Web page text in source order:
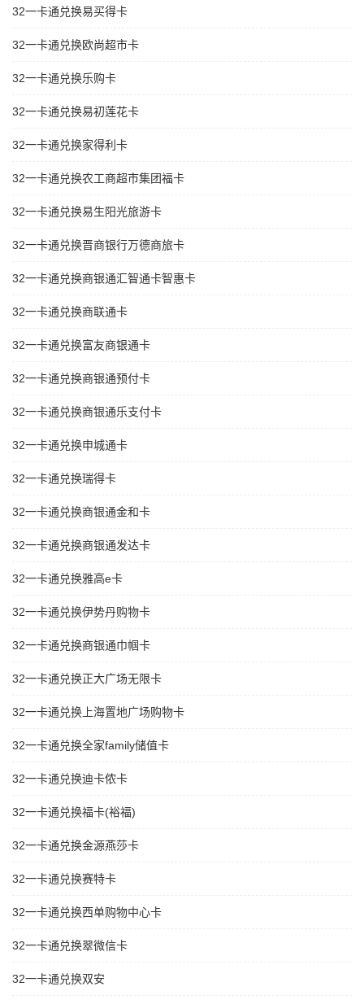
32一卡通兑换易买得卡
32一卡通兑换欧尚超市卡
32一卡通兑换乐购卡
32一卡通兑换易初莲花卡
32一卡通兑换家得利卡
32一卡通兑换农工商超市集团福卡
32一卡通兑换易生阳光旅游卡
32一卡通兑换晋商银行万德商旅卡
32一卡通兑换商银通汇智通卡智惠卡
32一卡通兑换商联通卡
32一卡通兑换富友商银通卡
32一卡通兑换商银通预付卡
32一卡通兑换商银通乐支付卡
32一卡通兑换申城通卡
32一卡通兑换瑞得卡
32一卡通兑换商银通金和卡
32一卡通兑换商银通发达卡
32一卡通兑换雅高e卡
32一卡通兑换伊势丹购物卡
32一卡通兑换商银通巾帼卡
32一卡通兑换正大广场无限卡
32一卡通兑换上海置地广场购物卡
32一卡通兑换全家family储值卡
32一卡通兑换迪卡侬卡
32一卡通兑换福卡(裕福)
32一卡通兑换金源燕莎卡
32一卡通兑换赛特卡
32一卡通兑换西单购物中心卡
32一卡通兑换翠微信卡
32一卡通兑换双安